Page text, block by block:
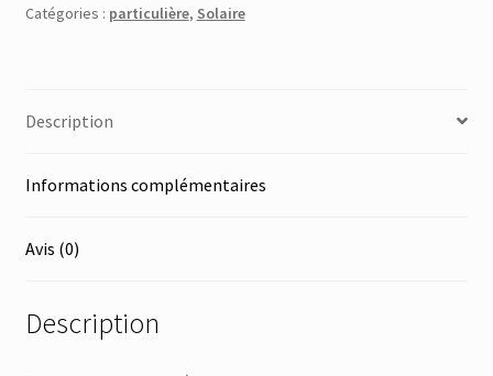
Search Results
Catégories : particulière, Solaire
Description
Informations complémentaires
Avis (0)
Description